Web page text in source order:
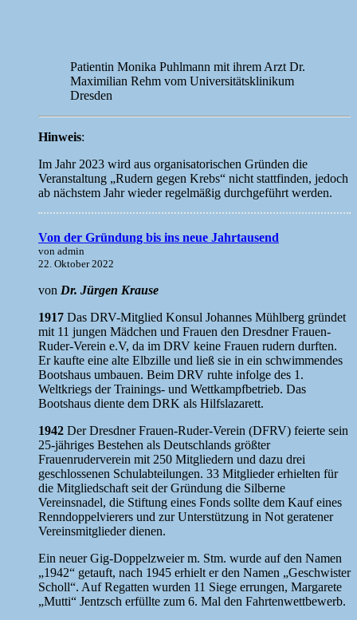
Patientin Monika Puhlmann mit ihrem Arzt Dr.
Maximilian Rehm vom Universitätsklinikum
Dresden
Hinweis:
Im Jahr 2023 wird aus organisatorischen Gründen die
Veranstaltung „Rudern gegen Krebs“ nicht stattfinden, jedoch
ab nächstem Jahr wieder regelmäßig durchgeführt werden.
Von der Gründung bis ins neue Jahrtausend
von admin
22. Oktober 2022
von Dr. Jürgen Krause
1917 Das DRV-Mitglied Konsul Johannes Mühlberg gründet
mit 11 jungen Mädchen und Frauen den Dresdner Frauen-
Ruder-Verein e.V, da im DRV keine Frauen rudern durften.
Er kaufte eine alte Elbzille und ließ sie in ein schwimmendes
Bootshaus umbauen. Beim DRV ruhte infolge des 1.
Weltkriegs der Trainings- und Wettkampfbetrieb. Das
Bootshaus diente dem DRK als Hilfslazarett.
1942 Der Dresdner Frauen-Ruder-Verein (DFRV) feierte sein
25-jähriges Bestehen als Deutschlands größter
Frauenruderverein mit 250 Mitgliedern und dazu drei
geschlossenen Schulabteilungen. 33 Mitglieder erhielten für
die Mitgliedschaft seit der Gründung die Silberne
Vereinsnadel, die Stiftung eines Fonds sollte dem Kauf eines
Renndoppelvierers und zur Unterstützung in Not geratener
Vereinsmitglieder dienen.
Ein neuer Gig-Doppelzweier m. Stm. wurde auf den Namen
„1942“ getauft, nach 1945 erhielt er den Namen „Geschwister
Scholl“. Auf Regatten wurden 11 Siege errungen, Margarete
„Mutti“ Jentzsch erfüllte zum 6. Mal den Fahrtenwettbewerb.